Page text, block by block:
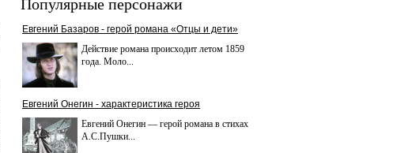
Популярные персонажи
Евгений Базаров - герой романа «Отцы и дети»
Действие романа происходит летом 1859
года. Моло...
Евгений Онегин - характеристика героя
Евгений Онегин — герой романа в стихах
А.С.Пушки...